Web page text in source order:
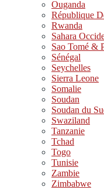
Ouganda
République
Rwanda
Sahara
Sao Tomé &
Sénégal
Seychelles
Sierra Leone
Somalie
Soudan
Soudan du
Swaziland
Tanzanie
Tchad
Togo
Tunisie
Zambie
Zimbabwe